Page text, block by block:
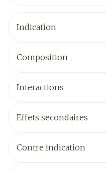
Indication
Composition
Interactions
Effets secondaires
Contre indication